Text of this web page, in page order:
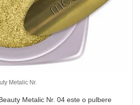
Metalic Nr.
Metalic Nr. 04 este o pulbere